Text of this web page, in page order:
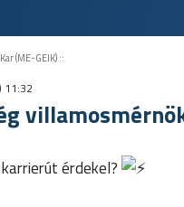
(ME-GEIK)::
11:32
érdekel?